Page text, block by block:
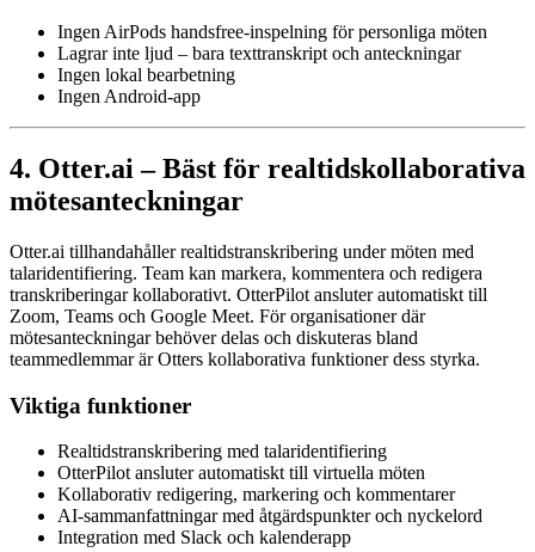
Ingen AirPods handsfree-inspelning för personliga möten
Lagrar inte ljud – bara texttranskript och anteckningar
Ingen lokal bearbetning
Ingen Android-app
4. Otter.ai – Bäst för realtidskollaborativa
mötesanteckningar
Otter.ai tillhandahåller realtidstranskribering under möten med
talaridentifiering. Team kan markera, kommentera och redigera
transkriberingar kollaborativt. OtterPilot ansluter automatiskt till
Zoom, Teams och Google Meet. För organisationer där
mötesanteckningar behöver delas och diskuteras bland
teammedlemmar är Otters kollaborativa funktioner dess styrka.
Viktiga funktioner
Realtidstranskribering med talaridentifiering
OtterPilot ansluter automatiskt till virtuella möten
Kollaborativ redigering, markering och kommentarer
AI-sammanfattningar med åtgärdspunkter och nyckelord
Integration med Slack och kalenderapp